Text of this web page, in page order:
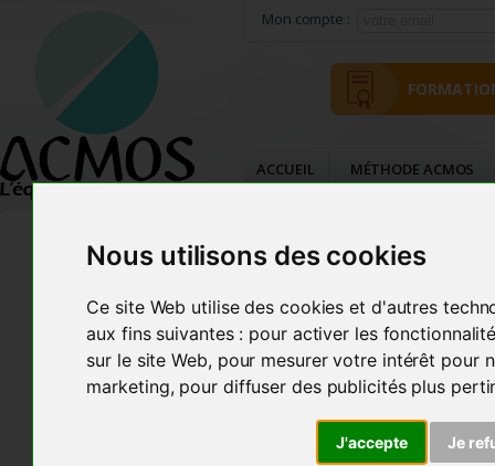
Nous utilisons des cookies
Ce site Web utilise des cookies et d'autres
aux fins suivantes : pour activer les
sur le site Web, pour mesurer votre intérêt pour
marketing, pour diffuser des publicités plus
J'accepte Je
Mon compte :
ACCUEIL MÉTHODE ACMOS
Calendrier Bioénergétique
Calendrier
Perfectionnement & Cycles
Complémentaires